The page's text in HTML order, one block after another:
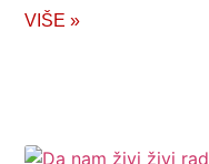
VIŠE »